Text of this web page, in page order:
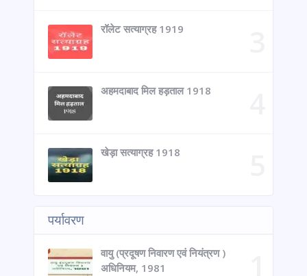
रॉलेट सत्याग्रह 1919
अहमदाबाद मिल हड़ताल 1918
खेड़ा सत्याग्रह 1918
पर्यावरण
वायु (प्रदूषण निवारण एवं नियंत्रण )
अधिनियम, 1981